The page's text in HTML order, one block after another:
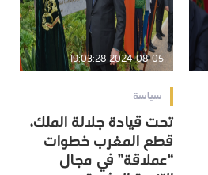
2024-08-05 19:03:28
سياسة
تحت قيادة جلالة الملك،
قطع المغرب خطوات
“عملاقة” في مجال